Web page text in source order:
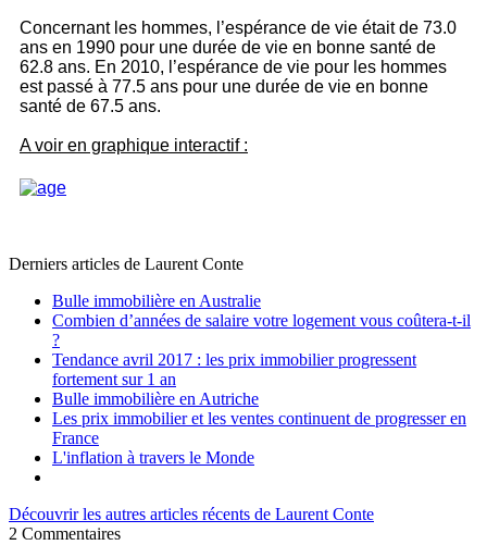
Concernant les hommes, l’espérance de vie était de 73.0
ans en 1990 pour une durée de vie en bonne santé de
62.8 ans. En 2010, l’espérance de vie pour les hommes
est passé à 77.5 ans pour une durée de vie en bonne
santé de 67.5 ans.
A voir en graphique interactif:
Derniers articles de Laurent Conte
Bulle immobilière en Australie
Combien d’années de salaire votre logement vous coûtera-t-il
?
Tendance avril 2017 : les prix immobilier progressent
fortement sur 1 an
Bulle immobilière en Autriche
Les prix immobilier et les ventes continuent de progresser en
France
L'inflation à travers le Monde
Découvrir les autres articles récents de Laurent Conte
2 Commentaires